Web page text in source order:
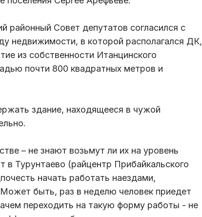
районный Совет депутатов согласился с
недвижимости, в которой располагался ДК,
из собственности Итанцинского
почти 800 квадратных метров и
здание, находящееся в чужой
– не знают возьмут ли их на уровень
в Турунтаево (райцентр Прибайкальского
начать работать наездами,
быть, раз в неделю человек приедет
переходить на такую форму работы - не